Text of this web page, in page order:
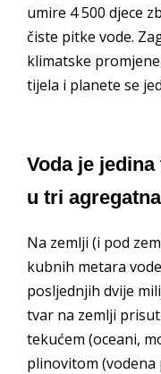
umire 4 500 djece
čiste pitke vode.
klimatske
tijela i planete se
Voda je
u tri
Na zemlji (i pod
kubnih metara
posljednjih dvije
tvar na zemlji
tekućem (oceani,
plinovitom